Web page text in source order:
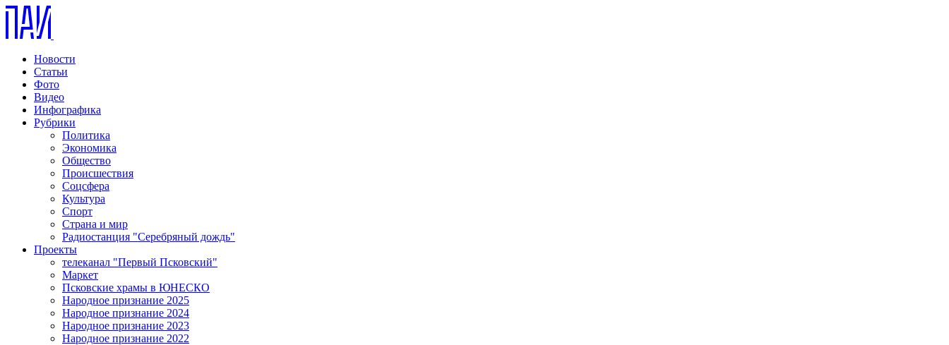
Новости
Статьи
Фото
Видео
Инфографика
Рубрики
Политика
Экономика
Общество
Происшествия
Соцсфера
Культура
Спорт
Страна и мир
Радиостанция "Серебряный дождь"
Проекты
телеканал "Первый Псковский"
Маркет
Псковские храмы в ЮНЕСКО
Народное признание 2025
Народное признание 2024
Народное признание 2023
Народное признание 2022